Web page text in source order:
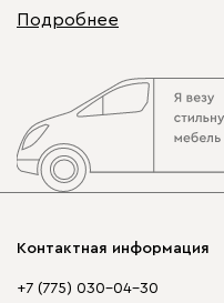
Подробнее
Контактная информация
+7 (775) 030-04-30